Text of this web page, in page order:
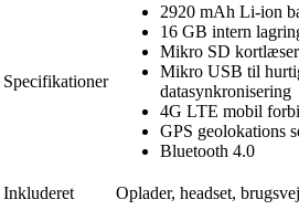
Specifikationer
2920 mAh Li-ion
16 GB intern
Mikro SD
Mikro USB til
datasynkronisering
4G LTE mobil
GPS geolokations
Bluetooth 4.0
Inkluderet Oplader, headset,